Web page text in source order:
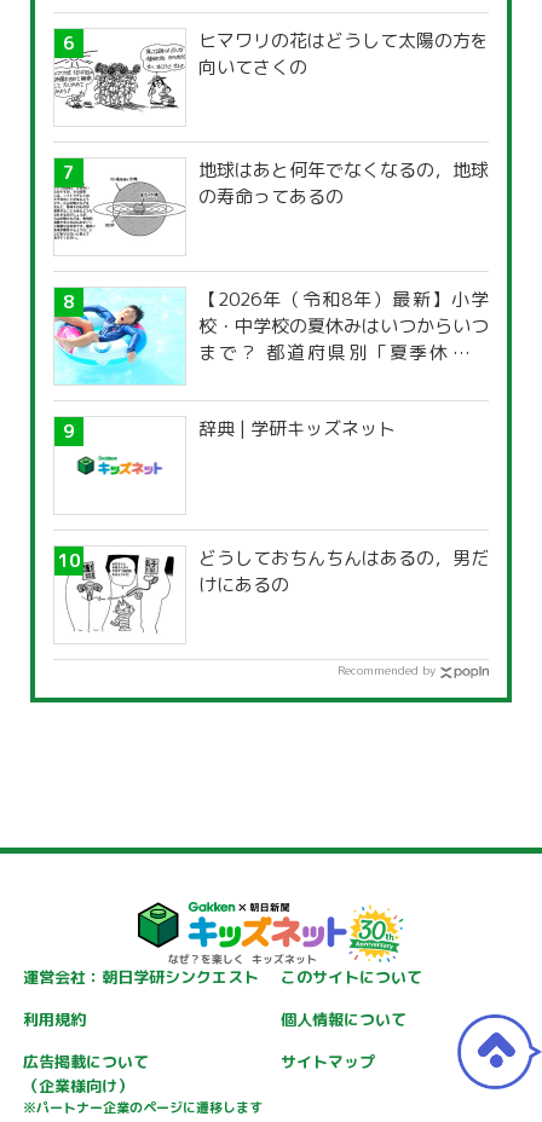
ヒマワリの花はどうして太陽の方を
向いてさくの
地球はあと何年でなくなるの，地球
の寿命ってあるの
【2026年（令和8年）最新】小学
校・中学校の夏休みはいつからいつ
まで？ 都道府県別「夏季休暇一
辞典 | 学研キッズネット
どうしておちんちんはあるの，男だ
けにあるの
Recommended by
運営会社：朝日学研シンクエスト
このサイトについて
利用規約
個人情報について
広告掲載について
（企業様向け）
※パートナー企業のページに遷移します
サイトマップ